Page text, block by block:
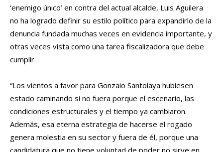
‘enemigo único’ en contra del actual alcalde, Luis Aguilera
no ha logrado definir su estilo político para expandirlo de la
denuncia fundada muchas veces en evidencia importante, y
otras veces vista como una tarea fiscalizadora que debe
cumplir.
“Los vientos a favor para Gonzalo Santolaya hubiesen
estado caminando si no fuera porque el escenario, las
condiciones estructurales y el tiempo ya cambiaron.
Además, esa eterna estrategia de hacerse el rogado
genera molestia en su sector y fuera de él, porque una